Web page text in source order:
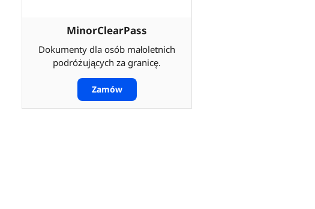
MinorClearPass
Dokumenty dla osób małoletnich
podróżujących za granicę.
Zamów